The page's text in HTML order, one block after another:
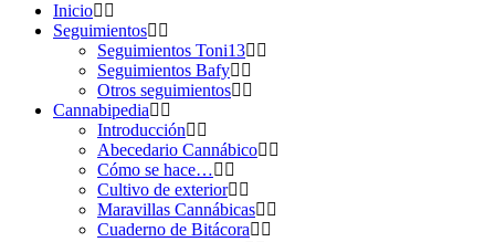
Inicio
Seguimientos
Seguimientos Toni13
Seguimientos Bafy
Otros seguimientos
Cannabipedia
Introducción
Abecedario Cannábico
Cómo se hace…
Cultivo de exterior
Maravillas Cannábicas
Cuaderno de Bitácora